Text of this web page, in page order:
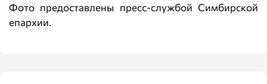
Фото предоставлены пресс-службой Симбирской
епархии.